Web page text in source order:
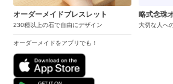
オーダーメイドブレスレット
230種以上の石で自由にデザイン
オーダーメイドをアプリでも！
略式念珠
大切な人へ